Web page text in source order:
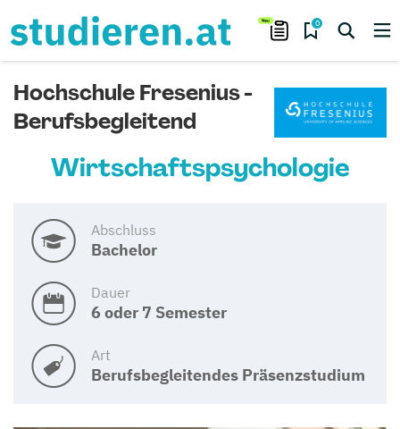
0
Hochschule Fresenius -
Berufsbegleitend
Wirtschaftspsychologie
Abschluss
Bachelor
Dauer
6 oder 7 Semester
Art
Berufsbegleitendes Präsenzstudium